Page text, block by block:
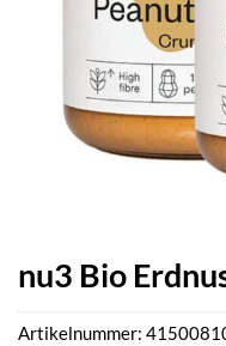
nu3 Bio
Artikelnummer: